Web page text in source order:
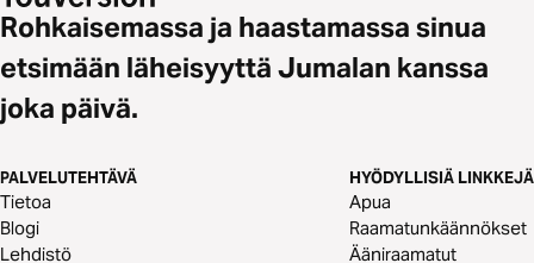
Rohkaisemassa ja haastamassa sinua
etsimään läheisyyttä Jumalan kanssa
joka päivä.
PALVELUTEHTÄVÄ
Tietoa
Blogi
Lehdistö
HYÖDYLLISIÄ LINKKEJÄ
Apua
Raamatunkäännökset
Ääniraamatut